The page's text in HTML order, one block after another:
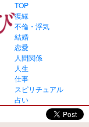
TOP
復縁
不倫・浮気
結婚
恋愛
人間関係
人生
仕事
スピリチュアル
占い